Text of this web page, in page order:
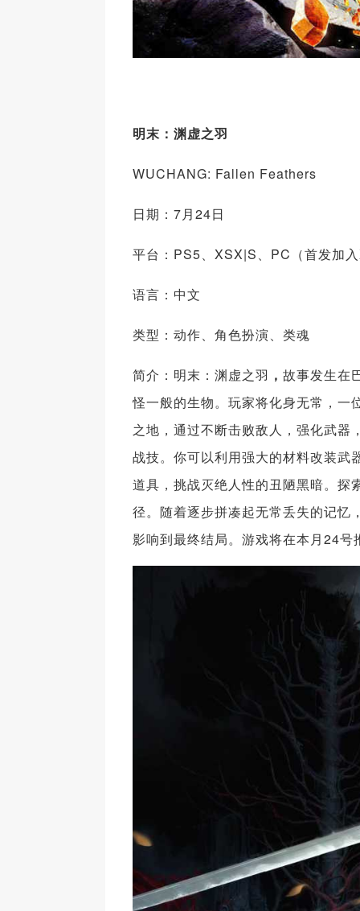
明末：渊虚之羽
WUCHANG: Fallen Feathers
日期：7月24日
平台：PS5、XSX|S、PC（首发加
语言：中文
类型：动作、角色扮演、类魂
简介：明末：渊虚之羽 ， 故事发生在
怪一般的生物。玩家将化身无常，一
之地，通过不断击败敌人，强化武器
战技。你可以利用强大的材料改装武
道具，挑战灭绝人性的丑陋黑暗。探
径。随着逐步拼凑起无常丢失的记忆
影响到最终结局。游戏将在本月24号